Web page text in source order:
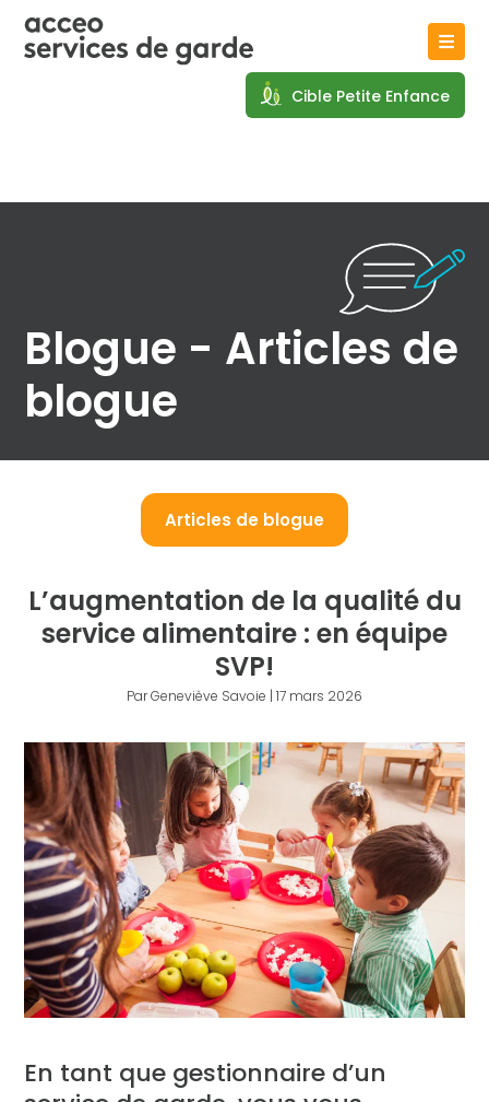
Cible Petite Enfance
Blogue - Articles de
blogue
Articles de blogue
L’augmentation de la qualité du
service alimentaire : en équipe
SVP!
Par Geneviève Savoie | 17 mars 2026
En tant que gestionnaire d’un